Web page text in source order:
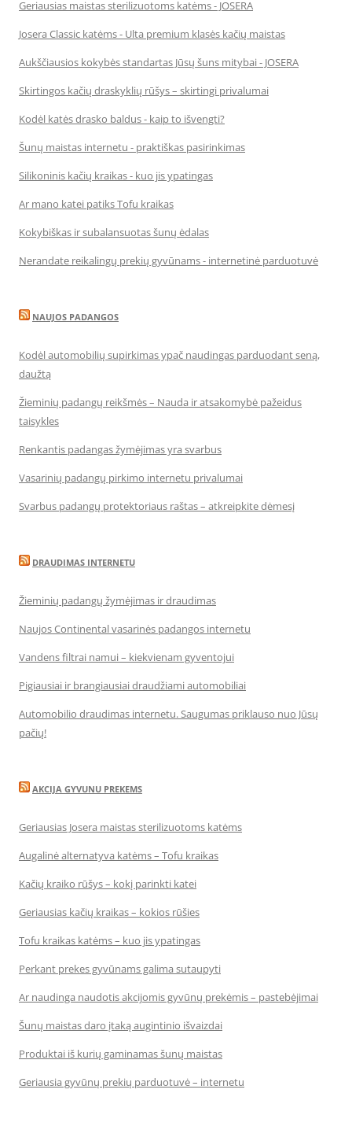
Geriausias maistas sterilizuotoms katėms - JOSERA
Josera Classic katėms - Ulta premium klasės kačių maistas
Aukščiausios kokybės standartas Jūsų šuns mitybai - JOSERA
Skirtingos kačių draskyklių rūšys – skirtingi privalumai
Kodėl katės drasko baldus - kaip to išvengti?
Šunų maistas internetu - praktiškas pasirinkimas
Silikoninis kačių kraikas - kuo jis ypatingas
Ar mano katei patiks Tofu kraikas
Kokybiškas ir subalansuotas šunų ėdalas
Nerandate reikalingų prekių gyvūnams - internetinė parduotuvė
NAUJOS PADANGOS
Kodėl automobilių supirkimas ypač naudingas parduodant seną,
daužtą
Žieminių padangų reikšmės – Nauda ir atsakomybė pažeidus
taisykles
Renkantis padangas žymėjimas yra svarbus
Vasarinių padangų pirkimo internetu privalumai
Svarbus padangų protektoriaus raštas – atkreipkite dėmesį
DRAUDIMAS INTERNETU
Žieminių padangų žymėjimas ir draudimas
Naujos Continental vasarinės padangos internetu
Vandens filtrai namui – kiekvienam gyventojui
Pigiausiai ir brangiausiai draudžiami automobiliai
Automobilio draudimas internetu. Saugumas priklauso nuo Jūsų
pačių!
AKCIJA GYVUNU PREKEMS
Geriausias Josera maistas sterilizuotoms katėms
Augalinė alternatyva katėms – Tofu kraikas
Kačių kraiko rūšys – kokį parinkti katei
Geriausias kačių kraikas – kokios rūšies
Tofu kraikas katėms – kuo jis ypatingas
Perkant prekes gyvūnams galima sutaupyti
Ar naudinga naudotis akcijomis gyvūnų prekėmis – pastebėjimai
Šunų maistas daro įtaką augintinio išvaizdai
Produktai iš kurių gaminamas šunų maistas
Geriausia gyvūnų prekių parduotuvė – internetu